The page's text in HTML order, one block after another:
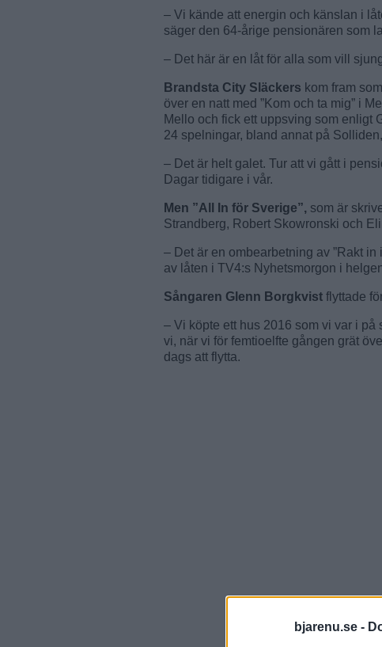
bjarenu.se -
– Vi kände att energin och känslan i
säger den 64-årige pensionären som
– Det här är en låt för alla som vill
Brandsta City Släckers kom fram
över en natt med ”Kom och ta mig” i
Mello och fick ett uppsving som enligt
24 spelningar, bland annat på
– Det är helt galet. Tur att vi gått i
Dagar tidigare i vår.
Men ”All In för Sverige”, som är
Strandberg, Robert Skowronski och
– Det är en ombearbetning av ”Rakt
av låten i TV4:s Nyhetsmorgon i
Sångaren Glenn Borgkvist flyttade
– Vi köpte ett hus 2016 som vi var i
vi, när vi för femtioelfte gången grät
dags att flytta.